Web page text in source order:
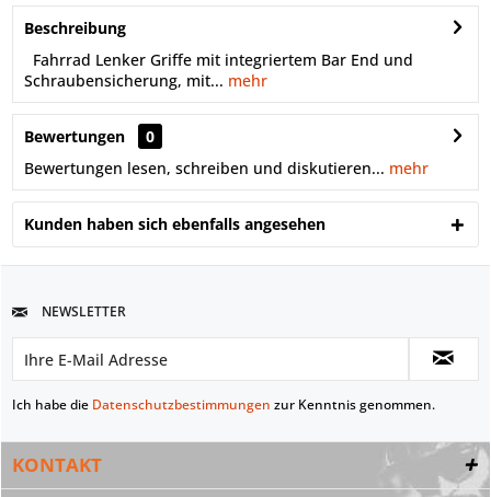
Beschreibung
Fahrrad Lenker Griffe mit integriertem Bar End und
Schraubensicherung, mit... mehr
Bewertungen
0
Bewertungen lesen, schreiben und diskutieren... mehr
Kunden haben sich ebenfalls angesehen
NEWSLETTER
Ich habe die Datenschutzbestimmungen zur Kenntnis genommen.
KONTAKT